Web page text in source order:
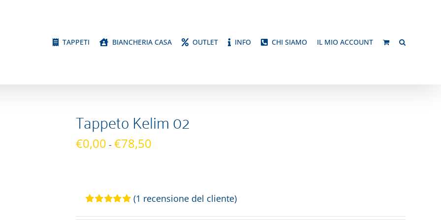
TAPPETI BIANCHERIA CASA OUTLET INFO CHI SIAMO IL MIO ACCOUNT
Tappeto Kelim 02
€0,00 - €78,50
€0,00
(1 recensione del cliente)